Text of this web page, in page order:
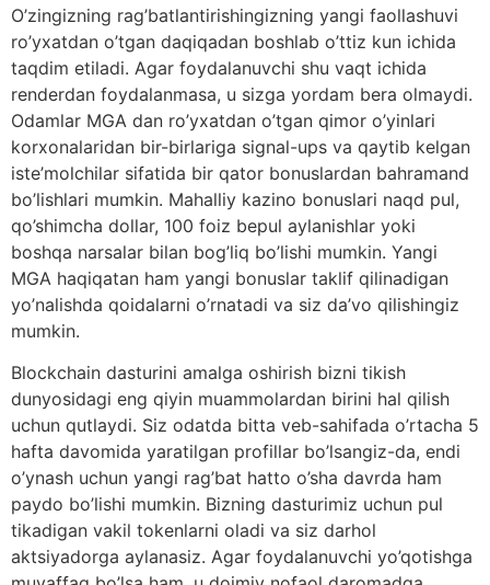
O’zingizning rag’batlantirishingizning yangi faollashuvi
ro’yxatdan o’tgan daqiqadan boshlab o’ttiz kun ichida
taqdim etiladi. Agar foydalanuvchi shu vaqt ichida
renderdan foydalanmasa, u sizga yordam bera olmaydi.
Odamlar MGA dan ro’yxatdan o’tgan qimor o’yinlari
korxonalaridan bir-birlariga signal-ups va qaytib kelgan
iste’molchilar sifatida bir qator bonuslardan bahramand
bo’lishlari mumkin. Mahalliy kazino bonuslari naqd pul,
qo’shimcha dollar, 100 foiz bepul aylanishlar yoki
boshqa narsalar bilan bog’liq bo’lishi mumkin. Yangi
MGA haqiqatan ham yangi bonuslar taklif qilinadigan
yo’nalishda qoidalarni o’rnatadi va siz da’vo qilishingiz
mumkin.
Blockchain dasturini amalga oshirish bizni tikish
dunyosidagi eng qiyin muammolardan birini hal qilish
uchun qutlaydi. Siz odatda bitta veb-sahifada o’rtacha 5
hafta davomida yaratilgan profillar bo’lsangiz-da, endi
o’ynash uchun yangi rag’bat hatto o’sha davrda ham
paydo bo’lishi mumkin. Bizning dasturimiz uchun pul
tikadigan vakil tokenlarni oladi va siz darhol
aktsiyadorga aylanasiz. Agar foydalanuvchi yo’qotishga